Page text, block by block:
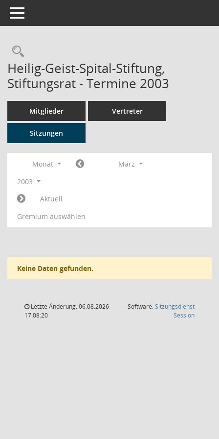
Toggle navigation
Rechercheauswahl
Heilig-Geist-Spital-Stiftung,
Stiftungsrat - Termine 2003
Mitglieder Vertreter
Sitzungen
Monat
März
2003
Aktuell
Gremium auswählen
Keine Daten gefunden.
Letzte Änderung: 06.08.2026
17:08:20
Software:Sitzungsdienst
Session(Wird in